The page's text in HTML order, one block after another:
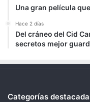
Una gran película
Hace 2 días
Del cráneo del Cid
secretos mejor
Categorías